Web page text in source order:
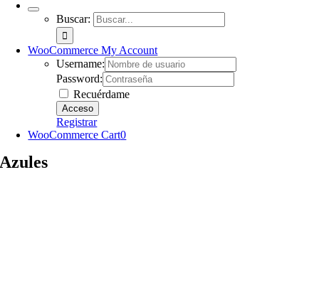
Buscar:
WooCommerce My Account
Username:
Password:
Recuérdame
Registrar
WooCommerce Cart0
Azules